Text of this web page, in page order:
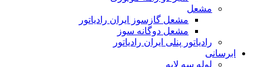
مشعل
مشعل گازسوز ایران رادیاتور
مشعل دوگانه سوز
رادیاتور پنلی ایران رادیاتور
ابرسانی
لوله سه لایه